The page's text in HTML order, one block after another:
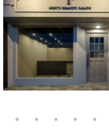
・・・・